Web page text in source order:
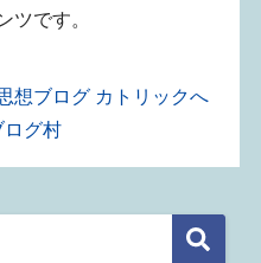
ツです。
ログ村